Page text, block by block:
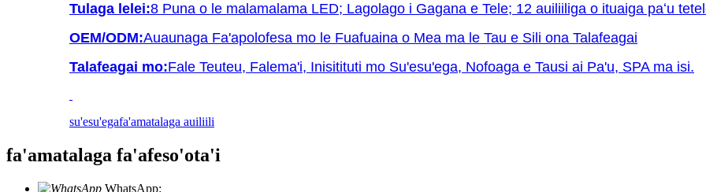
Tulaga lelei:8 Puna o le malamalama LED; Lagolago i Gagana e Tele; 12 auiliiliga o ituaiga paʻu
OEM/ODM:Auaunaga Fa'apolofesa mo le Fuafuaina o Mea ma le Tau e Sili ona Talafeagai
Talafeagai mo:Fale Teuteu, Falema'i, Inisitituti mo Su'esu'ega, Nofoaga e Tausi ai Pa'u, SPA ma isi.
su'esu'egafa'amatalaga auiliili
fa'amatalaga fa'afeso'ota'i
WhatsApp: